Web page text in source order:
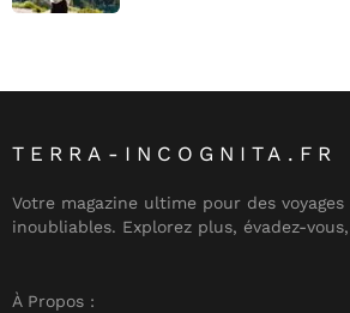
TERRA-INCOGNITA.FR
Votre magazine ultime pour des
inoubliables. Explorez plus, évadez-
À Propos :